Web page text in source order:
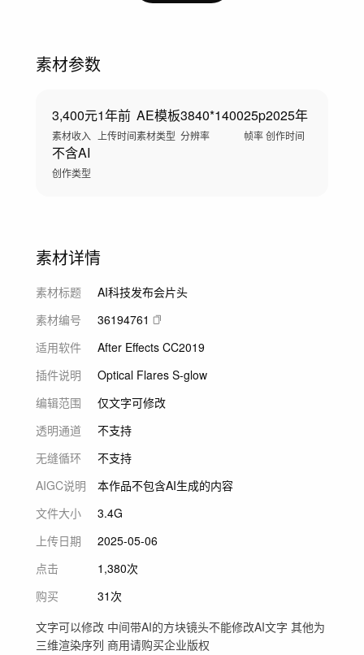
素材参数
3,400元
素材收入
1年前
上传时间
AE模板
素材类型
3840*1400
分辨率
25p
帧率
2025年
创作时间
不含AI
创作类型
素材详情
素材标题
AI科技发布会片头
素材编号
36194761
适用软件
After Effects CC2019
插件说明
Optical Flares S-glow
编辑范围
仅文字可修改
透明通道
不支持
无缝循环
不支持
AIGC说明
本作品不包含AI生成的内容
文件大小
3.4G
上传日期
2025-05-06
点击
1,380次
购买
31次
文字可以修改 中间带AI的方块镜头不能修改AI文字 其他为
三维渲染序列 商用请购买企业版权